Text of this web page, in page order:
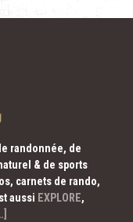
randonnée, de
& de sports
carnets de rando,
aussi EXPLORE,